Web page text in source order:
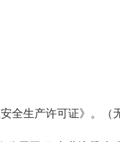
全生产许可证》。（